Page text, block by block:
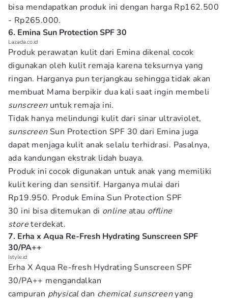
bisa mendapatkan produk ini dengan harga Rp162.500
- Rp265.000.
6. Emina Sun Protection SPF 30
Lazada.co.id
Produk perawatan kulit dari Emina dikenal cocok
digunakan oleh kulit remaja karena teksurnya yang
ringan. Harganya pun terjangkau sehingga tidak akan
membuat Mama berpikir dua kali saat ingin membeli
sunscreenuntuk remaja ini.
Tidak hanya melindungi kulit dari sinar ultraviolet,
sunscreenSun Protection SPF 30 dari Emina juga
dapat menjaga kulit anak selalu terhidrasi. Pasalnya,
ada kandungan ekstrak lidah buaya.
Produk ini cocok digunakan untuk anak yang memiliki
kulit kering dan sensitif. Harganya mulai dari
Rp19.950. Produk Emina Sun Protection SPF
30 ini bisa ditemukan di online atau offline
storeterdekat.
7. Erha x Aqua Re-Fresh Hydrating Sunscreen SPF
30/PA++
Istyle.id
Erha X Aqua Re-fresh Hydrating Sunscreen SPF
30/PA++ mengandalkan
campuran physicaldan chemical sunscreenyang